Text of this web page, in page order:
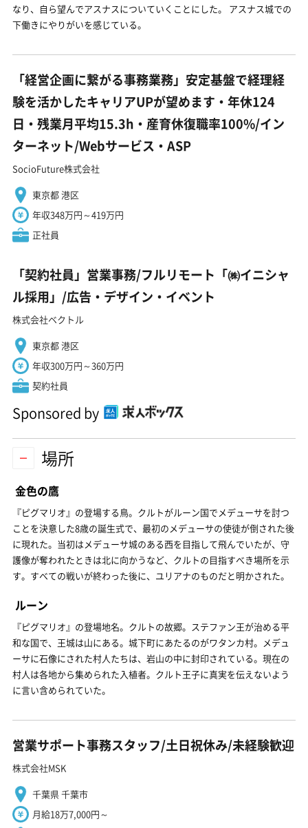
なり、自ら望んでアスナスについていくことにした。 アスナス城での
下働きにやりがいを感じている。
「経営企画に繋がる事務業務」安定基盤で経理経
験を活かしたキャリアUPが望めます・年休124
日・残業月平均15.3h・産育休復職率100%/イン
ターネット/Webサービス・ASP
SocioFuture株式会社
東京都 港区
年収348万円～419万円
正社員
「契約社員」営業事務/フルリモート「㈱イニシャ
ル採用」/広告・デザイン・イベント
株式会社ベクトル
東京都 港区
年収300万円～360万円
契約社員
Sponsored by
場所
金色の鷹
『ピグマリオ』の登場する鳥。クルトがルーン国でメデューサを討つ
ことを決意した8歳の誕生式で、最初のメデューサの使徒が倒された後
に現れた。当初はメデューサ城のある西を目指して飛んでいたが、守
護像が奪われたときは北に向かうなど、クルトの目指すべき場所を示
す。すべての戦いが終わった後に、ユリアナのものだと明かされた。
ルーン
『ピグマリオ』の登場地名。クルトの故郷。ステファン王が治める平
和な国で、王城は山にある。城下町にあたるのがワタンカ村。メデュ
ーサに石像にされた村人たちは、岩山の中に封印されている。現在の
村人は各地から集められた入植者。クルト王子に真実を伝えないよう
に言い含められていた。
営業サポート事務スタッフ/土日祝休み/未経験歓迎
株式会社MSK
千葉県 千葉市
月給18万7,000円～